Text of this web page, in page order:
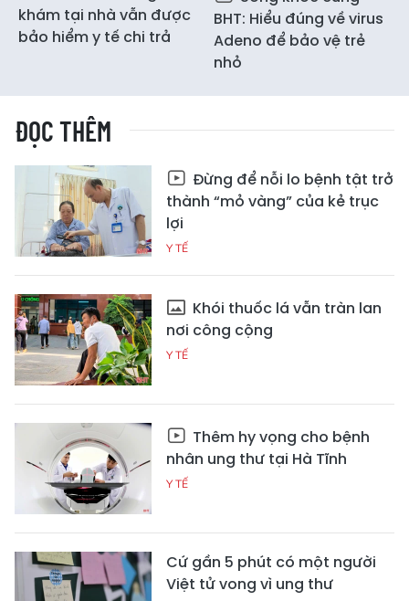
khám tại nhà vẫn được
bảo hiểm y tế chi trả
BHT: Hiểu đúng về virus
Adeno để bảo vệ trẻ
nhỏ
ĐỌC THÊM
Đừng để nỗi lo bệnh tật trở
thành “mỏ vàng” của kẻ trục
lợi
Y TẾ
Khói thuốc lá vẫn tràn lan
nơi công cộng
Y TẾ
Thêm hy vọng cho bệnh
nhân ung thư tại Hà Tĩnh
Y TẾ
Cứ gần 5 phút có một người
Việt tử vong vì ung thư